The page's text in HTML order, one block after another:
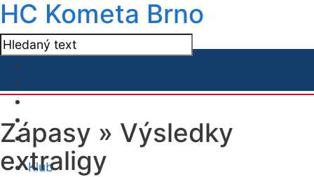
HC Kometa Brno
Klub
Zápasy » Výsledky
extraligy